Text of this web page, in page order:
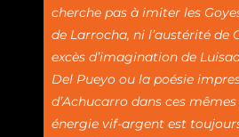
cherche pas à imiter les
de Larrocha, ni l’austérité de
excès d’imagination de
Del Pueyo ou la poésie
d’Achucarro dans ces
énergie vif-argent est